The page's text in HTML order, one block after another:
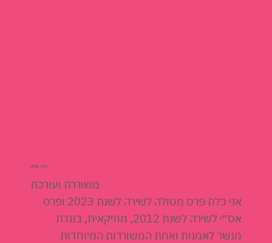
לורן מילק
משוררת ועורכת
אני כלת פרס מטולה לשירה לשנת 2023 ופרס
אס״י לשירה לשנת 2012, מוזיקאית, בוגרת
מנשר לאמנות ואחת המשוררות המיוחדות